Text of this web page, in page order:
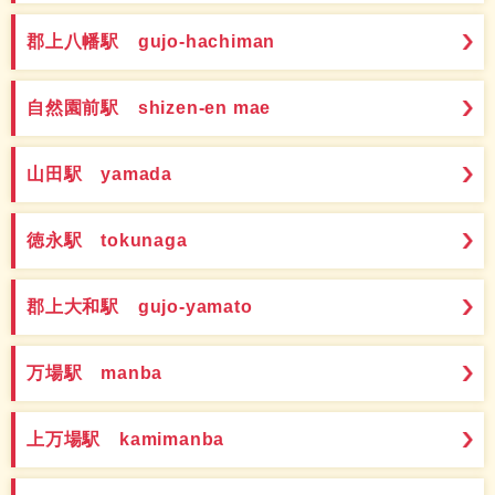
郡上八幡駅 gujo-hachiman
自然園前駅 shizen-en mae
山田駅 yamada
徳永駅 tokunaga
郡上大和駅 gujo-yamato
万場駅 manba
上万場駅 kamimanba